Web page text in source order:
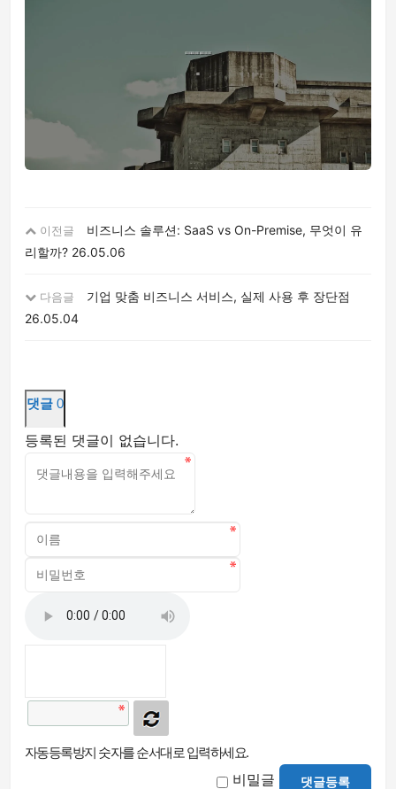
이전글
비즈니스 솔루션: SaaS vs On-Premise, 무엇이 유
리할까? 26.05.06
다음글
기업 맞춤 비즈니스 서비스, 실제 사용 후 장단점
26.05.04
댓글 0
등록된 댓글이 없습니다.
자동등록방지 숫자를 순서대로 입력하세요.
비밀글 댓글등록